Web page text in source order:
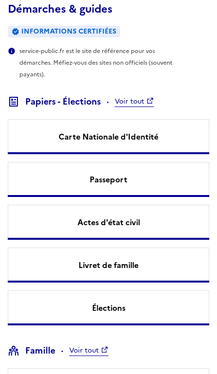
Démarches & guides
INFORMATIONS CERTIFIÉES
service-public.fr est le site de référence pour vos
démarches. Méfiez-vous des sites non officiels (souvent
payants).
Papiers - Élections Voir tout
Carte Nationale d'Identité
Passeport
Actes d'état civil
Livret de famille
Élections
Famille Voir tout